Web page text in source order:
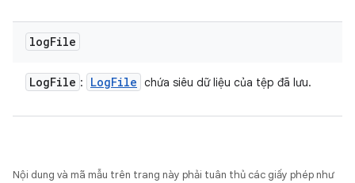
logFile
LogFile : LogFile chứa siêu dữ liệu của tệp đã lưu.
Nội dung và mã mẫu trên trang này phải tuân thủ các giấy phép như